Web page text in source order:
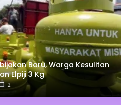
Baru, Warga Kesulitan
Elpiji 3 Kg
2